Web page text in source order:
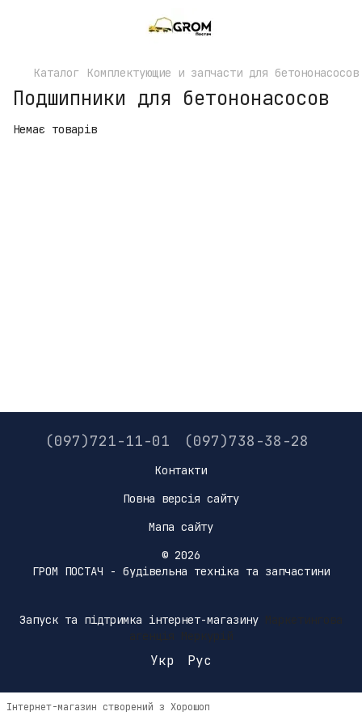
Каталог Комплектующие и запчасти для бетононасосов
Подшипники для бетононасосов
Немає товарів
(097)721-11-01 (097)738-38-28
Контакти
Повна версія сайту
Мапа сайту
© 2026
ГРОМ ПОСТАЧ - будівельна техніка та запчастини
Запуск та підтримка інтернет-магазину Маркетингова
агенція Меркурій
Укр Рус
Інтернет-магазин створений з Хорошоп